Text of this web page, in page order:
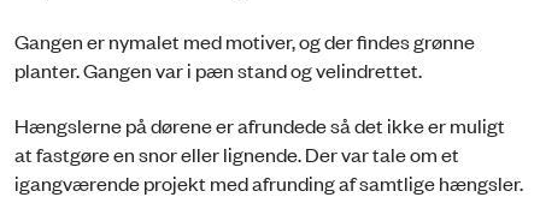
Gangen er nymalet med motiver, og der findes grønne
planter. Gangen var i pæn stand og velindrettet.
Hængslerne på dørene er afrundede så det ikke er muligt
at fastgøre en snor eller lignende. Der var tale om et
igangværende projekt med afrunding af samtlige hængsler.